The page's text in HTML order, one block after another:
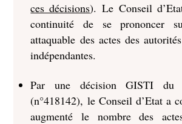
ces décisions). Le Conseil
continuité de se prononcer
attaquable des actes des
indépendantes.
Par une décision GISTI
(n°418142), le Conseil d’Etat a
augmenté le nombre des